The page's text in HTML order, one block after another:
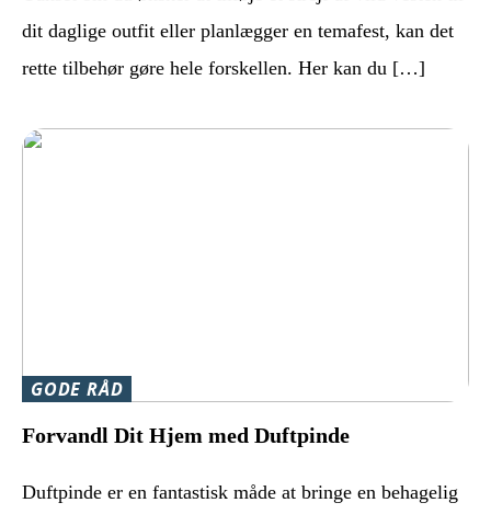
dit daglige outfit eller planlægger en temafest, kan det
rette tilbehør gøre hele forskellen. Her kan du […]
GODE RÅD
Forvandl Dit Hjem med Duftpinde
Duftpinde er en fantastisk måde at bringe en behagelig